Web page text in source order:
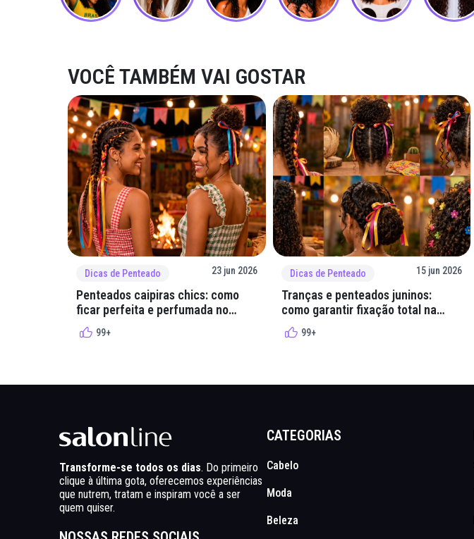
VOCÊ TAMBÉM VAI GOSTAR
Dicas de Penteado 23 jun 2026
Penteados caipiras chics: como
ficar perfeita e perfumada no
arraial
99+
Dicas de Penteado 15 jun 2026
Tranças e penteados juninos:
como garantir fixação total na
quadrilha
99+
Transforme-se todos os dias. Do primeiro
clique à última gota, oferecemos experiências
que nutrem, tratam e inspiram você a ser
quem quiser.
CATEGORIAS
Cabelo
Moda
Beleza